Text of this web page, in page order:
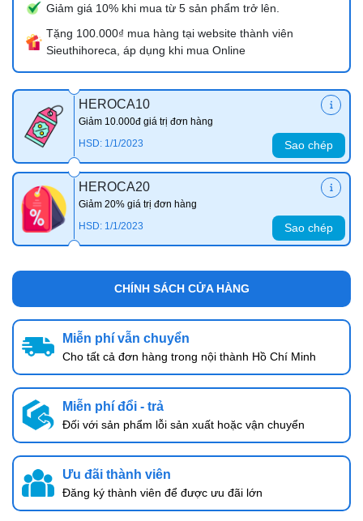
Giảm giá 10% khi mua từ 5 sản phẩm trở lên.
Tặng 100.000₫ mua hàng tại website thành viên
Sieuthihoreca, áp dụng khi mua Online
HEROCA10
Giảm 10.000đ giá trị đơn hàng
HSD: 1/1/2023
Sao chép
HEROCA20
Giảm 20% giá trị đơn hàng
HSD: 1/1/2023
Sao chép
CHÍNH SÁCH CỬA HÀNG
Miễn phí vẫn chuyển
Cho tất cả đơn hàng trong nội thành Hồ Chí Minh
Miễn phí đổi - trả
Đối với sản phẩm lỗi sản xuất hoặc vận chuyển
Ưu đãi thành viên
Đăng ký thành viên để được ưu đãi lớn